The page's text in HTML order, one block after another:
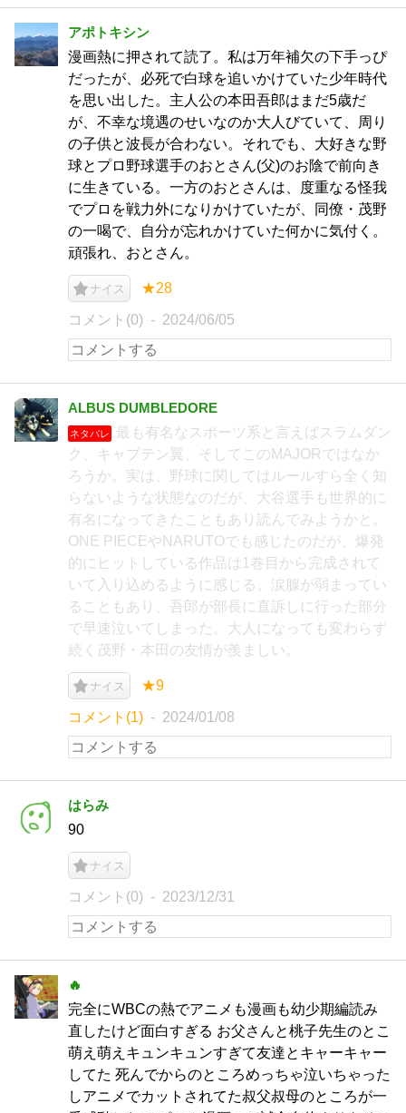
アポトキシン
漫画熱に押されて読了。私は万年補欠の下手っぴ
だったが、必死で白球を追いかけていた少年時代
を思い出した。主人公の本田吾郎はまだ5歳だ
が、不幸な境遇のせいなのか大人びていて、周り
の子供と波長が合わない。それでも、大好きな野
球とプロ野球選手のおとさん(父)のお陰で前向き
に生きている。一方のおとさんは、度重なる怪我
でプロを戦力外になりかけていたが、同僚・茂野
の一喝で、自分が忘れかけていた何かに気付く。
頑張れ、おとさん。
ナイス ★28
コメント(0) 2024/06/05
ALBUS DUMBLEDORE
ネタバレ
最も有名なスポーツ系と言えばスラムダン
ク、キャプテン翼、そしてこのMAJORではなか
ろうか。実は、野球に関してはルールすら全く知
らないような状態なのだが、大谷選手も世界的に
有名になってきたこともあり読んでみようかと。
ONE PIECEやNARUTOでも感じたのだが、爆発
的にヒットしている作品は1巻目から完成されて
いて入り込めるように感じる。涙腺が弱まってい
ることもあり、吾郎が部長に直訴しに行った部分
で早速泣いてしまった。大人になっても変わらず
続く茂野・本田の友情が羨ましい。
ナイス ★9
コメント(1) 2024/01/08
はらみ
90
ナイス
コメント(0) 2023/12/31
🔥
完全にWBCの熱でアニメも漫画も幼少期編読み
直したけど面白すぎる お父さんと桃子先生のとこ
萌え萌えキュンキュンすぎて友達とキャーキャー
してた 死んでからのところめっちゃ泣いちゃった
しアニメでカットされてた叔父叔母のところが一